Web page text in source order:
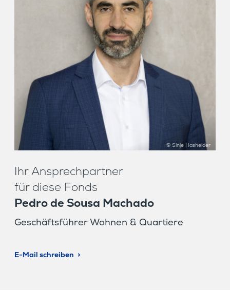
© Sinje Hasheider
Ihr Ansprech­partner
für diese Fonds
Pedro de Sousa Machado
Geschäfts­führer Wohnen & Quartiere
E-Mail schreibenHier klicken für Kontaktaufnahme